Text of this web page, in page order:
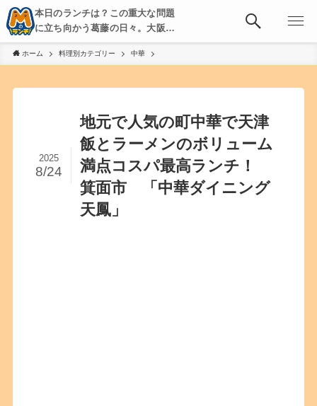
本日のランチは？この重大な問題
に立ち向かう葛藤の日々。大阪・
京都・神戸を中心とした食べ歩
き、飲み歩きを綴る。
ホーム 料理別カテゴリー 中華
地元で人気の町中華で天津
飯とラーメンのボリューム
満点コスパ最高ランチ！
箕面市 「中華ダイニング
天鳳」
2025
8/24